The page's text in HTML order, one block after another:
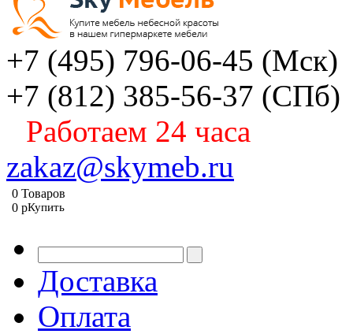
+7 (495) 796-06-45 (Мск)
+7 (812) 385-56-37 (СПб)
Работаем 24 часа
zakaz@skymeb.ru
0 Товаров
0 pКупить
Доставка
Оплата